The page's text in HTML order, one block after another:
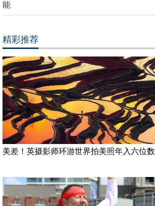
能
精彩推荐
美差！英摄影师环游世界拍美照年入六位数